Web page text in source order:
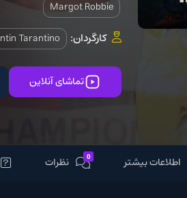
Margot Robbie
Quentin Tarantino
تماشای آنلاین
نظرات سوالات متداول